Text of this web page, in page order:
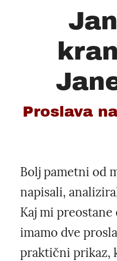
Proslava
Bolj pametni od
napisali,
Kaj mi preostane
imamo dve
praktični prikaz,